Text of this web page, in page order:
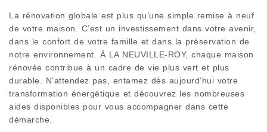
La rénovation globale est plus qu’une simple remise à neuf
de votre maison. C’est un investissement dans votre avenir,
dans le confort de votre famille et dans la préservation de
notre environnement. À LA NEUVILLE-ROY, chaque maison
rénovée contribue à un cadre de vie plus vert et plus
durable. N’attendez pas, entamez dès aujourd’hui votre
transformation énergétique et découvrez les nombreuses
aides disponibles pour vous accompagner dans cette
démarche.